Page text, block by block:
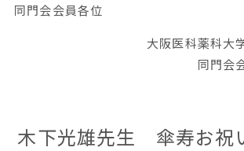
同門会会員各位
大阪医科薬科大
同門
木下光雄先生 傘寿お祝